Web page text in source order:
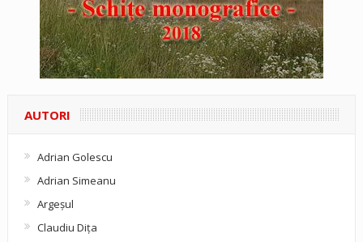
AUTORI
Adrian Golescu
Adrian Simeanu
Argeşul
Claudiu Diţa